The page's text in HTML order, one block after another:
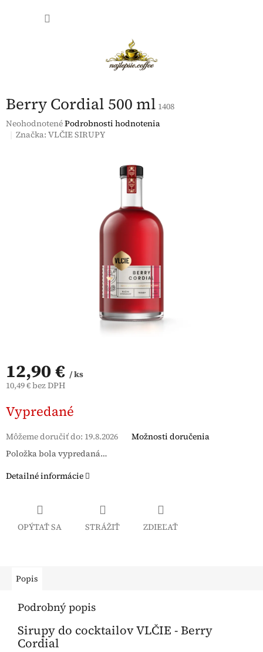
Berry Cordial 500 ml 1408
Priemerné
hodnotenie
NeohodnotenéPodrobnosti hodnotenia
Značka:VLČIE SIRUPY
12,90 € / ks
10,49 € bez DPH
cena:
Vypredané
Môžeme doručiť do: 19.8.2026
Možnosti doručenia
Položka bola vypredaná…
Detailné informácie
OPÝTAŤ SA STRÁŽIŤ ZDIEĽAŤ
Popis
Podrobný popis
Sirupy do cocktailov VLČIE - Berry
Cordial